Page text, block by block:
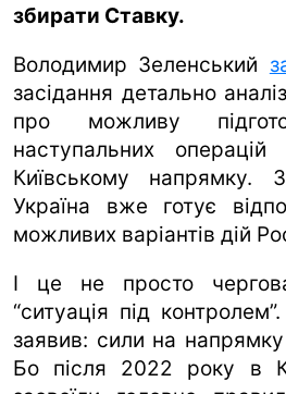
збирати Ставку.
Володимир Зеленський
засідання детально
про можливу
наступальних операцій
Київському напрямку.
Україна вже готує
можливих варіантів дій
І це не просто
“ситуація під
заявив: сили на напрямку
Бо після 2022 року в